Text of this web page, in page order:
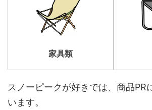
家具類
スノーピークが好きでは、商品PR
います。